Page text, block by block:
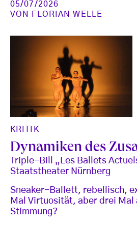
05/07/2026
VON
FLORIAN WELLE
KRITIK
Dynamiken des
Triple-Bill „Les Ballets
Staatstheater Nürnberg
Sneaker-Ballett, rebellisch,
Mal Virtuosität, aber drei Mal
Stimmung?